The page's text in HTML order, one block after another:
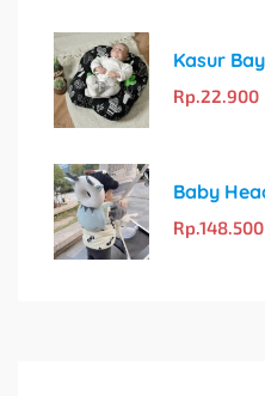
Rp.22.900
Rp.148.500